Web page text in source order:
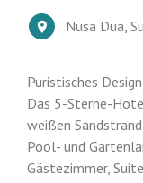
Nusa Dua,
Puristisches
Das 5-Sterne-
weißen
Pool- und
Gästezimmer,